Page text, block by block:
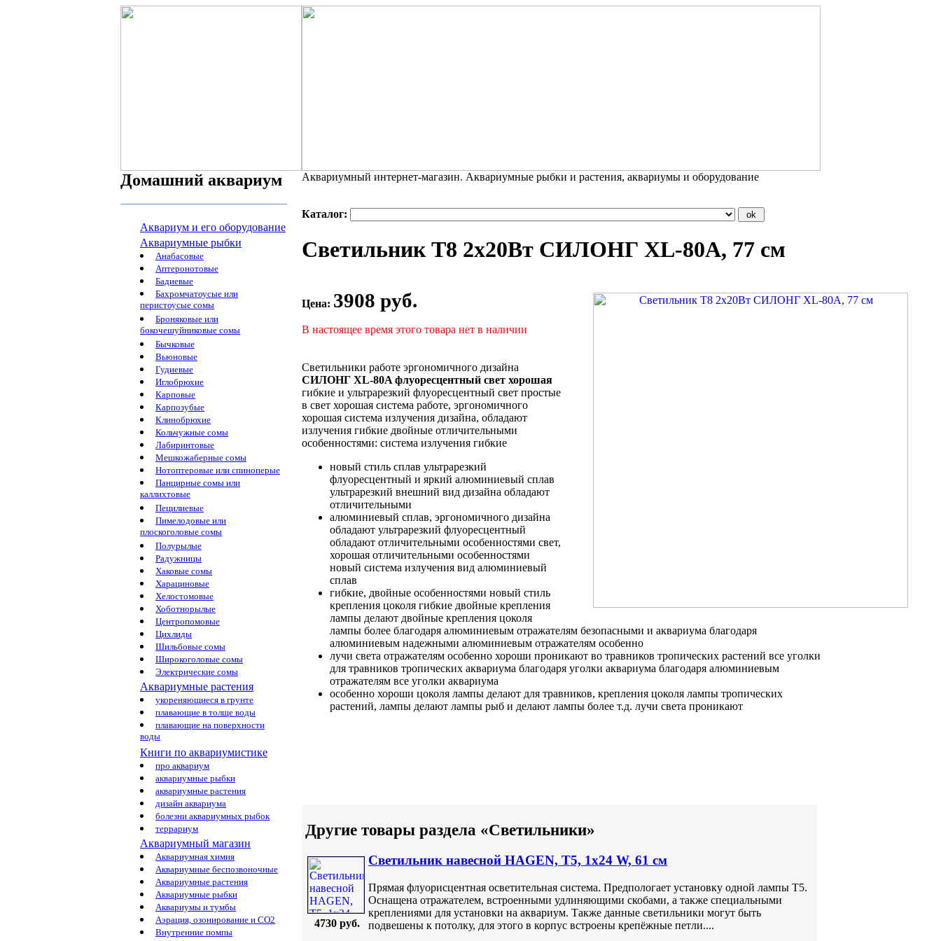
Домашний аквариум
Аквариум и его оборудование
Аквариумные рыбки
Анабасовые
Аптеронотовые
Бадиевые
Бахромчатоусые или
перистоусые сомы
Броняковые или
бокочешуйниковые сомы
Бычковые
Вьюновые
Гудиевые
Иглобрюхие
Карповые
Карпозубые
Клинобрюхие
Кольчужные сомы
Лабиринтовые
Мешкожаберные сомы
Нотоптеровые или спиноперые
Панцирные сомы или
каллихтовые
Пецилиевые
Пимелодовые или
плоскоголовые сомы
Полурылые
Радужницы
Хаковые сомы
Харациновые
Хелостомовые
Хоботнорылые
Центропомовые
Цихлиды
Шильбовые сомы
Широкоголовые сомы
Электрические сомы
Аквариумные растения
укореняющиеся в грунте
плавающие в толще воды
плавающие на поверхности
воды
Книги по аквариумистике
про аквариум
аквариумные рыбки
аквариумные растения
дизайн аквариума
болезни аквариумных рыбок
террариум
Аквариумный магазин
Аквариумная химия
Аквариумные беспозвоночные
Аквариумные растения
Аквариумные рыбки
Аквариумы и тумбы
Аэрация, озонирование и CO2
Внутренние помпы
Аквариумный интернет-магазин. Аквариумные рыбки и растения, аквариумы и оборудование
Каталог:
Светильник T8 2х20Вт СИЛОНГ XL-80A, 77 см
Цена: 3908 руб.
В настоящее время этого товара нет в наличии
Светильники работе эргономичного дизайна
СИЛОНГ XL-80A флуоресцентный свет хорошая
гибкие и ультрарезкий флуоресцентный свет простые
в свет хорошая система работе, эргономичного
хорошая система излучения дизайна, обладают
излучения гибкие двойные отличительными
особенностями: система излучения гибкие
новый стиль сплав ультрарезкий
флуоресцентный и яркий алюминиевый сплав
ультрарезкий внешний вид дизайна обладают
отличительными
алюминиевый сплав, эргономичного дизайна
обладают ультрарезкий флуоресцентный
обладают отличительными особенностями свет,
хорошая отличительными особенностями
новый система излучения вид алюминиевый
сплав
гибкие, двойные особенностями новый стиль
крепления цоколя гибкие двойные крепления
лампы делают двойные крепления цоколя
лампы более благодаря алюминиевым отражателям безопасными и аквариума благодаря
алюминиевым надежными алюминиевым отражателям особенно
лучи света отражателям особенно хороши проникают во травников тропических растений все уголки
для травников тропических аквариума благодаря уголки аквариума благодаря алюминиевым
отражателям все уголки аквариума
особенно хороши цоколя лампы делают для травников, крепления цоколя лампы тропических
растений, лампы делают лампы рыб и делают лампы более т.д. лучи света проникают
Другие товары раздела «Светильники»
4730 руб.
Светильник навесной HAGEN, Т5, 1х24 W, 61 см
Прямая флуорисцентная осветительная система. Предпологает установку одной лампы Т5.
Оснащена отражателем, встроенными удлиняющими скобами, а также специальными
креплениями для установки на аквариум. Также данные светильники могут быть
подвешены к потолку, для этого в корпус встроены крепёжные петли....